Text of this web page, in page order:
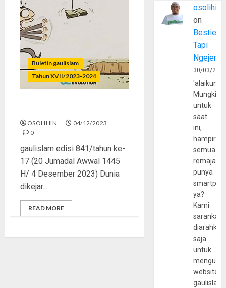
Buletin gaulislam
Tahun XVII/2023-2024
OSOLIHIN
04/12/2023
0
gaulislam edisi 841/tahun ke-
17 (20 Jumadal Awwal 1445
H/ 4 Desember 2023) Dunia
dikejar...
READ MORE
osolihin
on
Bestie
Tapi
30/03/
Mungkin
untuk
saat
ini,
hampir
semua
remaja
punya
ya?
Kami
sarankan,
diarahkan
saja
untuk
website